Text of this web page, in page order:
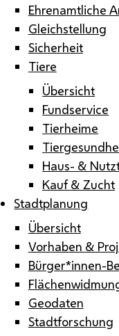
Ehrenamtliche
Gleichstellung
Sicherheit
Tiere
Übersicht
Fundservice
Tierheime
Haus- &
Kauf & Zucht
Stadtplanung
Übersicht
Vorhaben &
Bürger*innen-
Geodaten
Stadtforschung